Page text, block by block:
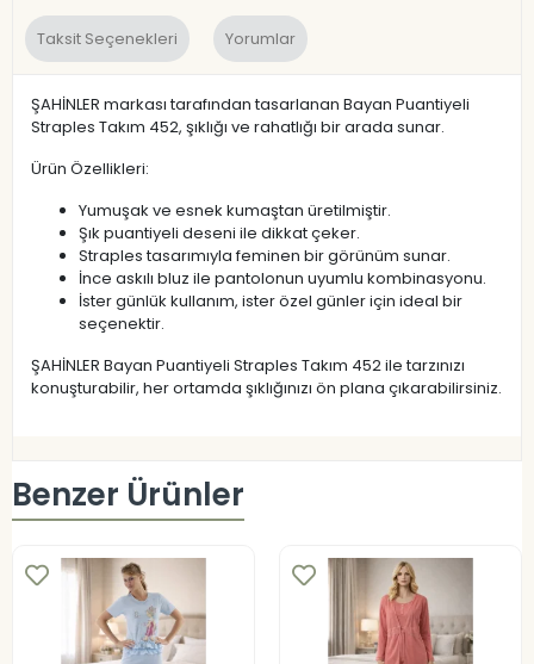
Taksit Seçenekleri Yorumlar
ŞAHİNLER markası tarafından tasarlanan Bayan Puantiyeli
Straples Takım 452, şıklığı ve rahatlığı bir arada sunar.
Ürün Özellikleri:
Yumuşak ve esnek kumaştan üretilmiştir.
Şık puantiyeli deseni ile dikkat çeker.
Straples tasarımıyla feminen bir görünüm sunar.
İnce askılı bluz ile pantolonun uyumlu kombinasyonu.
İster günlük kullanım, ister özel günler için ideal bir
seçenektir.
ŞAHİNLER Bayan Puantiyeli Straples Takım 452 ile tarzınızı
konuşturabilir, her ortamda şıklığınızı ön plana çıkarabilirsiniz.
Benzer Ürünler